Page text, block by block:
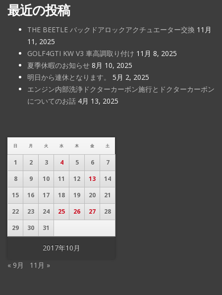
最近の投稿
THE BEETLE バックドアロックアクチュエーター交換 11月
11, 2025
GOLF4GTI KW V3 車高調取り付け 11月 8, 2025
夏季休暇のお知らせ 8月 10, 2025
明日から連休となります。
5月 2, 2025
エンジン内部洗浄ドクターカーボン施行とドクターカーボン
についてのお話 4月 13, 2025
2017年10月
日 月 火 水 木 金 土
1 2 3 4 5 6
7
8
9 10 11 12 13
14
15
16 17 18 19 20
21
22
23 24 25 26 27
28
29
30 31
« 9月 11月 »